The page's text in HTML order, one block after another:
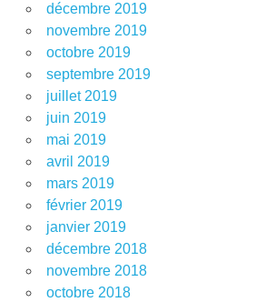
décembre 2019
novembre 2019
octobre 2019
septembre 2019
juillet 2019
juin 2019
mai 2019
avril 2019
mars 2019
février 2019
janvier 2019
décembre 2018
novembre 2018
octobre 2018